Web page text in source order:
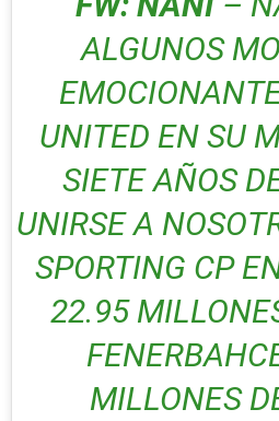
ALGUNOS
UNITED EN SU
SIETE AÑOS
UNIRSE A
SPORTING CP
22.95
MILLONES